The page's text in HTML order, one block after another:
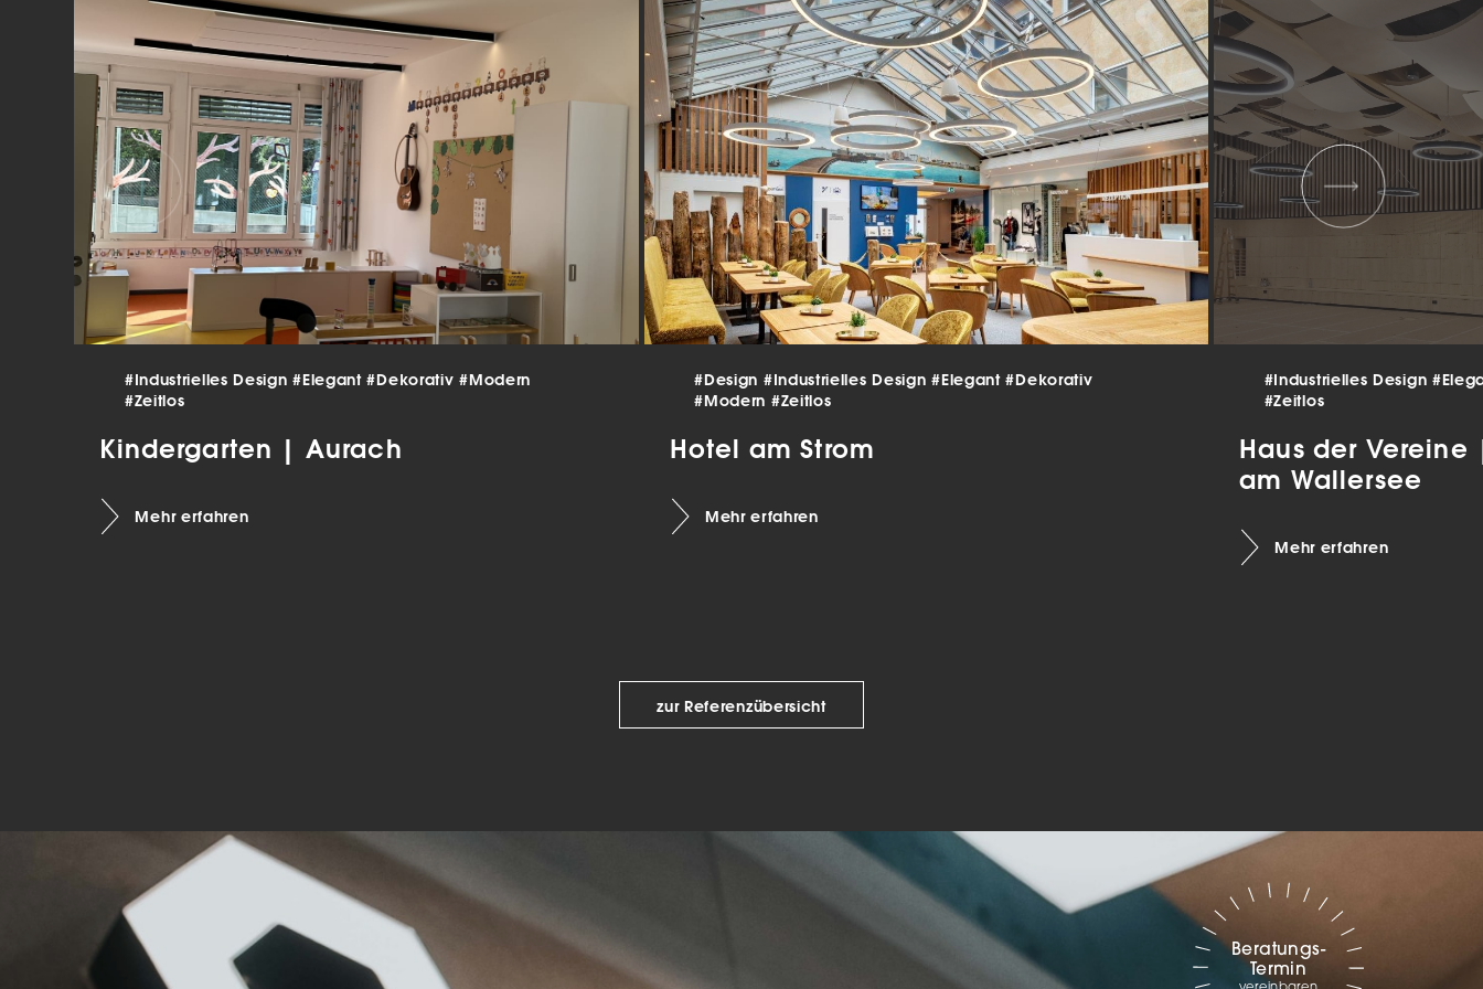
#Industrielles Design#Elegant#Dekorativ#Modern
#Zeitlos
Kindergarten | Aurach
Mehr erfahren
#Design #Industrielles Design#Elegant#Dekorativ
#Modern #Zeitlos
Hotel am Strom
Mehr erfahren
#Industrielles Design
#Zeitlos
Haus der
am Wallersee
Mehr erfahren
zur Referenzübersicht
Beratungs-
Termin
verarbeitet werden (z. B. IP-Adressen), z. B. für personalisierte Anzeigen und
Inhalte oder Anzeigen- und Inhaltsmessung. Weitere Informationen über
die Verwendung Ihrer Daten finden Sie in unsererDatenschutzerklärung.
Hier finden Sie eine Übersicht über alle verwendeten Cookies. Sie können
Ihre Einwilligung zu ganzen Kategorien geben oder sich weitere
Informationen anzeigen lassen und so nur bestimmte Cookies auswählen.
Alle akzeptieren
Einstellungen speichern
Zurück
Datenschutzeinstellungen
Essenziell (2)
Essenzielle Cookies ermöglichen grundlegende Funktionen und sind für die
einwandfreie Funktion der Website erforderlich.
Statistiken
verstehen, wie unsere Besucher unsere Website nutzen.